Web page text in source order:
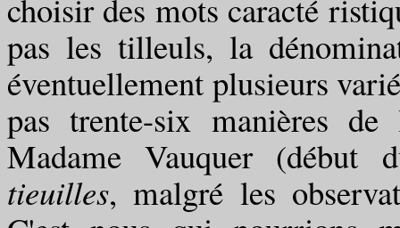
choisir des mots caracté
pas les tilleuls, la
éventuellement plusieurs
pas trente-six manières de
Madame Vauquer (début
tieuilles, malgré les